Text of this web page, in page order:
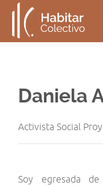
Daniela
Activista Social
Soy egresada